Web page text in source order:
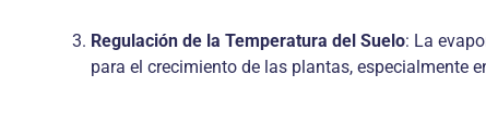
Regulación de la Temperatura del Suelo: La
para el crecimiento de las plantas, especialmente